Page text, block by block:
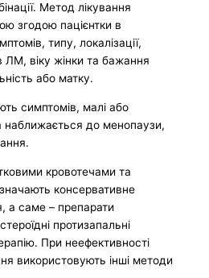
Метод лікування
згодою пацієнтки в
типу, локалізації,
ЛМ, віку жінки та бажання
або матку.
симптомів, малі або
наближається до менопаузи,
кровотечами та
консервативне
а саме – препарати
протизапальні
При неефективності
використовують інші методи